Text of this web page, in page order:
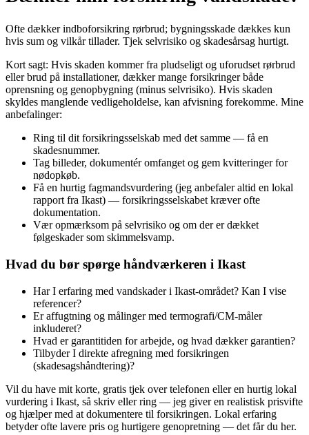
Ofte dækker indboforsikring rørbrud; bygningsskade dækkes kun
hvis sum og vilkår tillader. Tjek selvrisiko og skadesårsag hurtigt.
Kort sagt: Hvis skaden kommer fra pludseligt og uforudset rørbrud
eller brud på installationer, dækker mange forsikringer både
oprensning og genopbygning (minus selvrisiko). Hvis skaden
skyldes manglende vedligeholdelse, kan afvisning forekomme. Mine
anbefalinger:
Ring til dit forsikringsselskab med det samme — få en
skadesnummer.
Tag billeder, dokumentér omfanget og gem kvitteringer for
nødopkøb.
Få en hurtig fagmandsvurdering (jeg anbefaler altid en lokal
rapport fra Ikast) — forsikringsselskabet kræver ofte
dokumentation.
Vær opmærksom på selvrisiko og om der er dækket
følgeskader som skimmelsvamp.
Hvad du bør spørge håndværkeren i Ikast
Har I erfaring med vandskader i Ikast-området? Kan I vise
referencer?
Er affugtning og målinger med termografi/CM‑måler
inkluderet?
Hvad er garantitiden for arbejde, og hvad dækker garantien?
Tilbyder I direkte afregning med forsikringen
(skadesagshåndtering)?
Vil du have mit korte, gratis tjek over telefonen eller en hurtig lokal
vurdering i Ikast, så skriv eller ring — jeg giver en realistisk prisvifte
og hjælper med at dokumentere til forsikringen. Lokal erfaring
betyder ofte lavere pris og hurtigere genopretning — det får du her.